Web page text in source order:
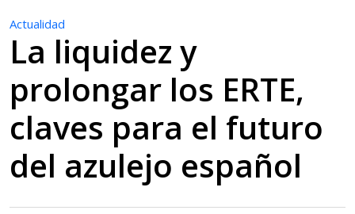
Actualidad
La liquidez y
prolongar los ERTE,
claves para el futuro
del azulejo español